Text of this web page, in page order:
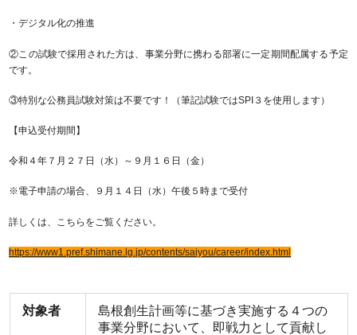
・デジタル化の推進
②この試験で採用された方は、事業分野に携わる部署に一定期間配属する予定
です。
③特別な公務員試験対策は不要です！（筆記試験ではSPI３を使用します）
【申込受付期間】
令和４年７月２７日（水）～９月１６日（金）
※電子申請の場合、９月１４日（水）午後５時まで受付
詳しくは、こちらをご覧ください。
https://www1.pref.shimane.lg.jp/contents/saiyou/career/index.html
対象者
島根創生計画等に基づき実施する４つの
事業分野において、即戦力として貢献し